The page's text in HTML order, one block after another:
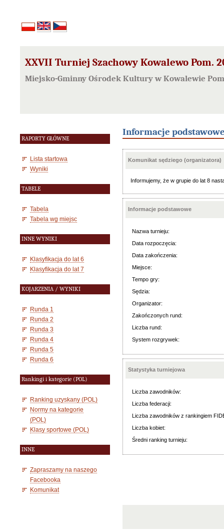
XXVII Turniej Szachowy Kowalewo Pom.
Miejsko-Gminny Ośrodek Kultury w Kowalewie
RAPORTY GŁÓWNE
Lista startowa
Wyniki
TABELE
Tabela
Tabela wg miejsc
INNE WYNIKI
Klasyfikacja do lat 6
Klasyfikacja do lat 7
KOJARZENIA / WYNIKI
Runda 1
Runda 2
Runda 3
Runda 4
Runda 5
Runda 6
Rankingi i kategorie (POL)
Ranking uzyskany (POL)
Normy na kategorie
(POL)
Klasy sportowe (POL)
INNE
Zapraszamy na naszego
Facebooka
Komunikat
Informacje
Komunikat sędziego (organizatora)
Informujemy, że w grupie do lat 8
Informacje podstawowe
Nazwa turnieju:
Data rozpoczęcia:
Data zakończenia:
Miejsce:
Tempo gry:
Sędzia:
Organizator:
Zakończonych rund:
Liczba rund:
System rozgrywek:
Statystyka turniejowa
Liczba zawodników:
Liczba federacji:
Liczba zawodników z rankingiem
Liczba kobiet:
Średni ranking turnieju: